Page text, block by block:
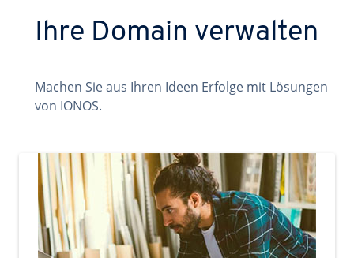
Ihre Domain verwalten
Machen Sie aus Ihren Ideen Erfolge mit Lösungen
von IONOS.